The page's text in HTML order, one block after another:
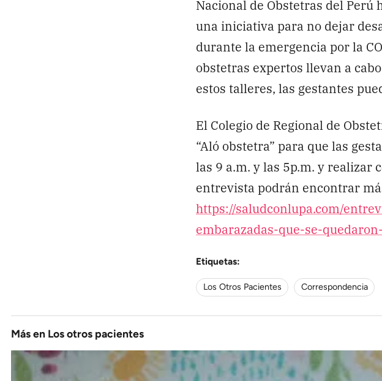
Nacional de Obstetras del Perú
una iniciativa para no dejar
durante la emergencia por la
obstetras expertos llevan a
estos talleres, las gestantes
El Colegio de Regional de
“Aló obstetra” para que las
las 9 a.m. y las 5p.m. y realizar
entrevista podrán encontrar
https://saludconlupa.com/
embarazadas-que-se-
Etiquetas:
Los Otros Pacientes Correspondencia
Más en Los otros pacientes